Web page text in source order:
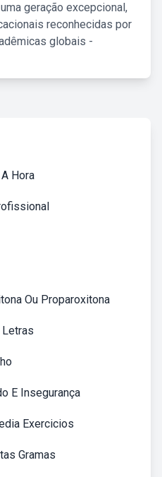
geração excepcional,
reconhecidas por
globais -
Hora
Ou Proparoxitona
Letras
E Insegurança
Exercicios
Gramas